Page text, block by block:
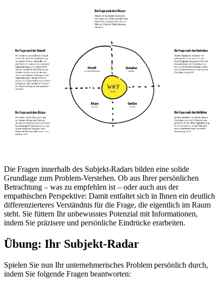
Die Fragen innerhalb des Subjekt-Radars bilden eine solide
Grundlage zum Problem-Verstehen. Ob aus Ihrer persönlichen
Betrachtung – was zu empfehlen ist – oder auch aus der
empathischen Perspektive: Damit entfaltet sich in Ihnen ein deutlich
differenzierteres Verständnis für die Frage, die eigentlich im Raum
steht. Sie füttern Ihr unbewusstes Potenzial mit Informationen,
indem Sie präzisere und persönliche Eindrücke erarbeiten.
Übung: Ihr Subjekt-Radar
Spielen Sie nun Ihr unternehmerisches Problem persönlich durch,
indem Sie folgende Fragen beantworten: